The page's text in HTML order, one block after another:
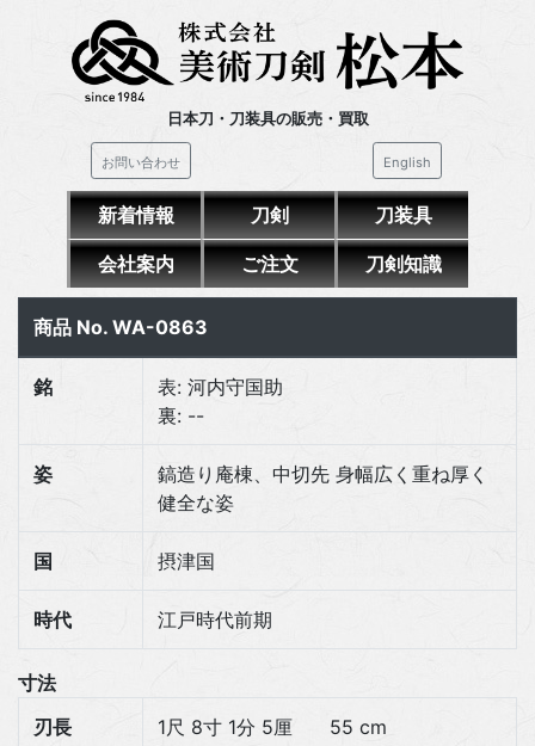
日本刀・刀装具の販売・買取
お問い合わせ English
新着情報 刀剣 刀装具
会社案内 ご注文 刀剣知識
商品 No. WA-0863
銘
表: 河内守国助
裏: --
姿
鎬造り庵棟、中切先 身幅広く重ね厚く
健全な姿
国 摂津国
時代 江戸時代前期
寸法
刃長
1尺 8寸 1分 5厘 55 cm